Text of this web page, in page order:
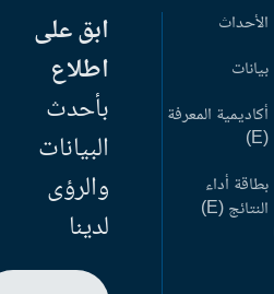
الأحداث
بيانات
أكاديمية المعرفة
بطاقة أداء
النتائج (E)
ابق على
اطلاع
بأحدث
البيانات
والرؤى
لدينا